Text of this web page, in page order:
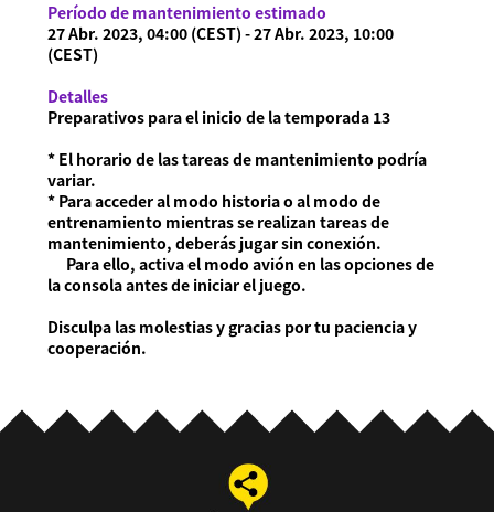
Período de mantenimiento estimado
27 Abr. 2023, 04:00 (CEST) - 27 Abr. 2023, 10:00
(CEST)
Detalles
Preparativos para el inicio de la temporada 13
* El horario de las tareas de mantenimiento podría
variar.
* Para acceder al modo historia o al modo de
entrenamiento mientras se realizan tareas de
mantenimiento, deberás jugar sin conexión.
Para ello, activa el modo avión en las opciones de
la consola antes de iniciar el juego.
Disculpa las molestias y gracias por tu paciencia y
cooperación.